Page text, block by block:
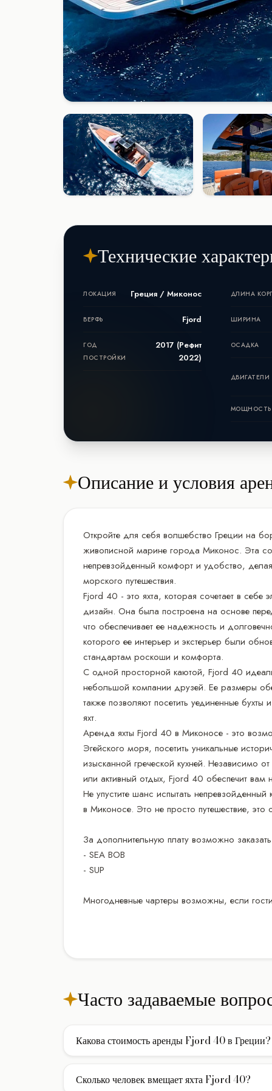
Технические
ЛОКАЦИЯ Греция / Миконос
ВЕРФЬ Fjord
ГОД
ПОСТРОЙКИ
2017 (Рефит
2022)
ДЛИНА
ШИРИНА
ОСАДКА
ДВИГАТЕЛИ
МОЩНОСТЬ
Описание и условия
Откройте для себя волшебство Греции на
живописной марине города Миконос. Эта
непревзойденный комфорт и удобство,
морского путешествия.
Fjord 40 - это яхта, которая сочетает в себе
дизайн. Она была построена на основе
что обеспечивает ее надежность и
которого ее интерьер и экстерьер были
стандартам роскоши и комфорта.
С одной просторной каютой, Fjord 40
небольшой компании друзей. Ее размеры
также позволяют посетить уединенные
яхт.
Аренда яхты Fjord 40 в Миконосе - это
Эгейского моря, посетить уникальные
изысканной греческой кухней. Независимо
или активный отдых, Fjord 40 обеспечит вам
Не упустите шанс испытать
в Миконосе. Это не просто путешествие,
За дополнительную плату возможно
- SEA BOB
- SUP
Многодневные чартеры возможны, если
Часто задаваемые
Какова стоимость аренды Fjord 40 в Греции?
включены услуги экипажа, страховка и стоянка в
Сколько человек вмещает яхта Fjord 40?